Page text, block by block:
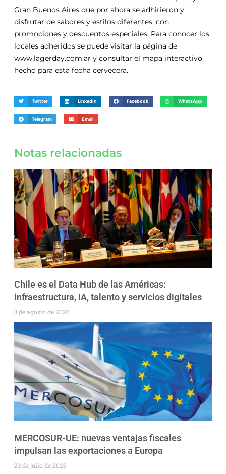
Gran Buenos Aires que por ahora se adhirieron y
disfrutar de sabores y estilos diferentes, con
promociones y descuentos especiales. Para conocer los
locales adheridos se puede visitar la página de
www.lagerday.com.ar y consultar el mapa interactivo
hecho para esta fecha cervecera.
Twitter LinkedIn Facebook WhatsApp
Telegram Email
Notas relacionadas
Chile es el Data Hub de las Américas:
infraestructura, IA, talento y servicios digitales
3 de agosto de 2026
MERCOSUR-UE: nuevas ventajas fiscales
impulsan las exportaciones a Europa
23 de julio de 2026